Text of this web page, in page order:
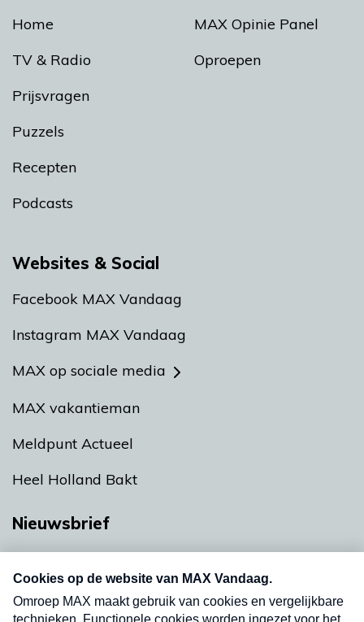
Home
TV & Radio
Prijsvragen
Puzzels
Recepten
Podcasts
MAX Opinie Panel
Oproepen
Websites & Social
Facebook MAX Vandaag
Instagram MAX Vandaag
MAX op sociale media
MAX vakantieman
Meldpunt Actueel
Heel Holland Bakt
Nieuwsbrief
nieuwsbrief. Elke vrijdag- en dinsdagochtend in
uw mailbox.